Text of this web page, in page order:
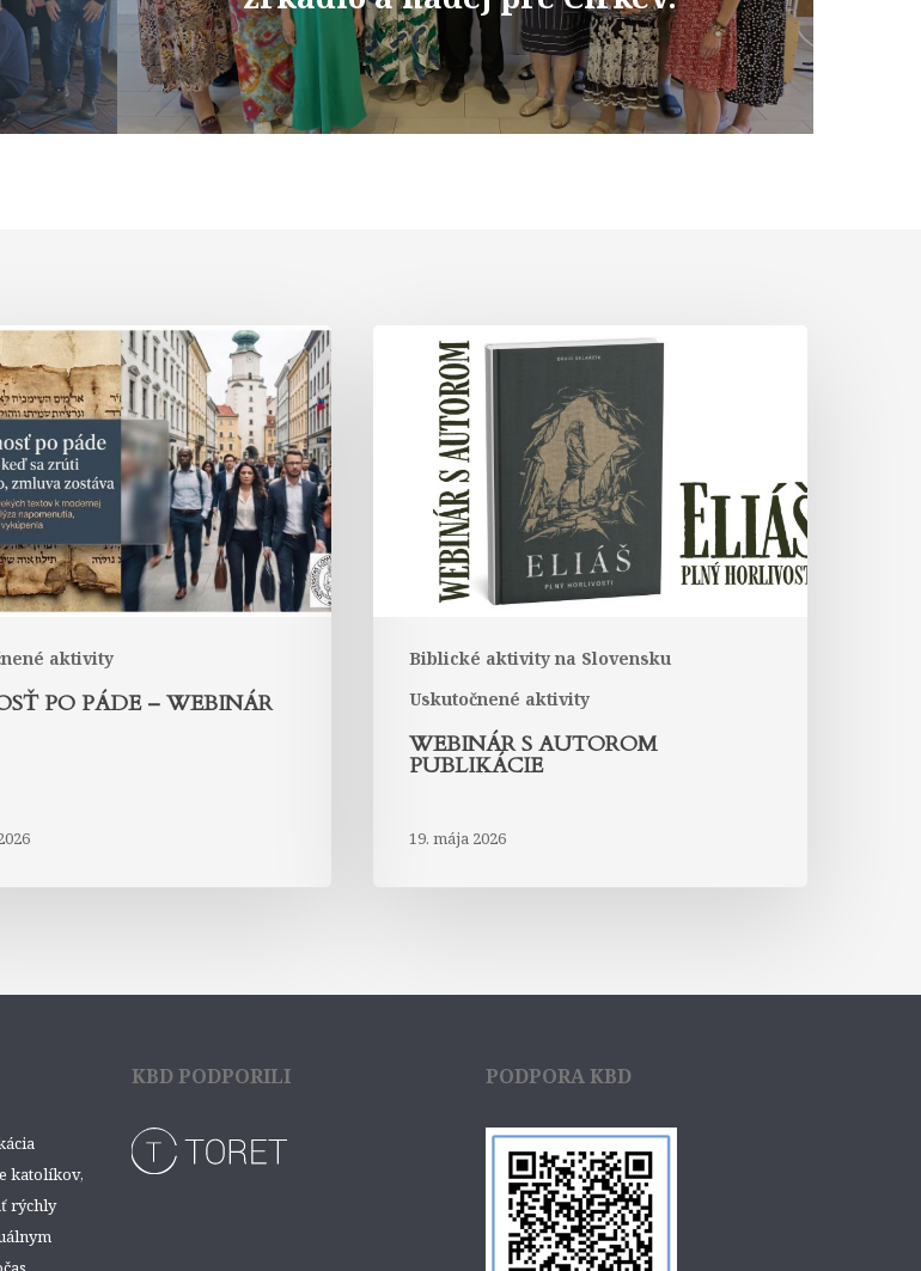
aktivity
PO PÁDE – WEBINÁR
Biblické aktivity na Slovensku
Uskutočnené aktivity
WEBINÁR
autorom
publikácie
WEBINÁR S AUTOROM
PUBLIKÁCIE
19. mája 2026
katolíkov,
rýchly
KBD PODPORILI PODPORA KBD